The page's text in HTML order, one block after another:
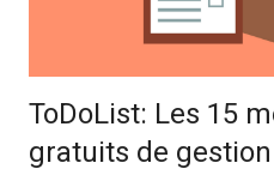
ToDoList: Les 15
gratuits de